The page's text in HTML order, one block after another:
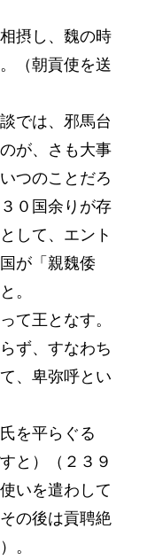
摂し、魏の時
（朝貢使を送
では、邪馬台
が、さも大事
つのことだろ
０国余りが存
して、エント
が「親魏倭
。
て王となす。
ず、すなわち
、卑弥呼とい
を平らぐる
と）（２３９
いを遣わして
の後は貢聘絶
。